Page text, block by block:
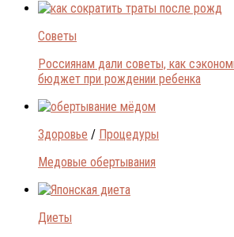
Советы
Россиянам дали советы, как
бюджет при рождении ребенка
Здоровье / Процедуры
Медовые обертывания
Диеты